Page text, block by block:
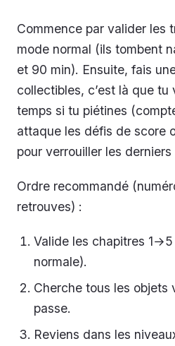
Commence par valider les
mode normal (ils tombent
et 90 min). Ensuite, fais
collectibles, c’est là que
temps si tu piétines
attaque les défis de score
pour verrouiller les derniers
Ordre recommandé
retrouves) :
Valide les chapitres
normale).
Cherche tous les objets
passe.
Reviens dans les